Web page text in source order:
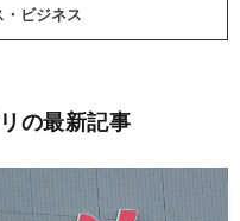
・ビジネス
の最新記事